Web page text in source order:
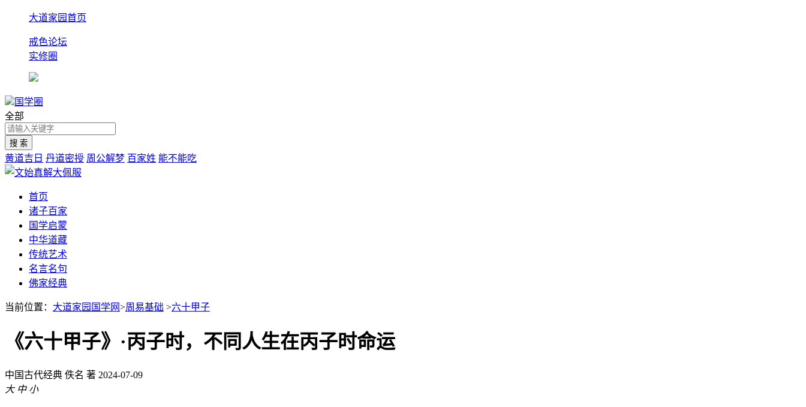
大道家园首页
戒色论坛
实修圈
国学圈
全部
黄道吉日 丹道密授 周公解梦 百家姓 能不能吃
首页
诸子百家
国学启蒙
中华道藏
传统艺术
名言名句
佛家经典
当前位置： 大道家园国学网>周易基础 >六十甲子
《六十甲子》·丙子时，不同人生在丙子时命运
中国古代经典 佚名 著 2024-07-09
大 中 小